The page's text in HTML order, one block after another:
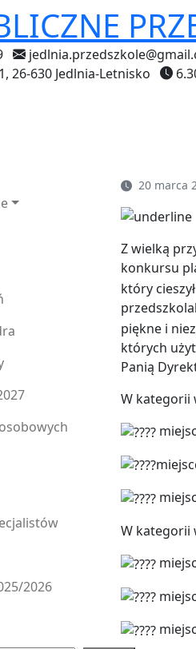
26-630 Jedlnia-Letnisko
2026
20 marca
Z wielką
konkursu
który
piękne i
których
Panią
W kategorii
W kategorii